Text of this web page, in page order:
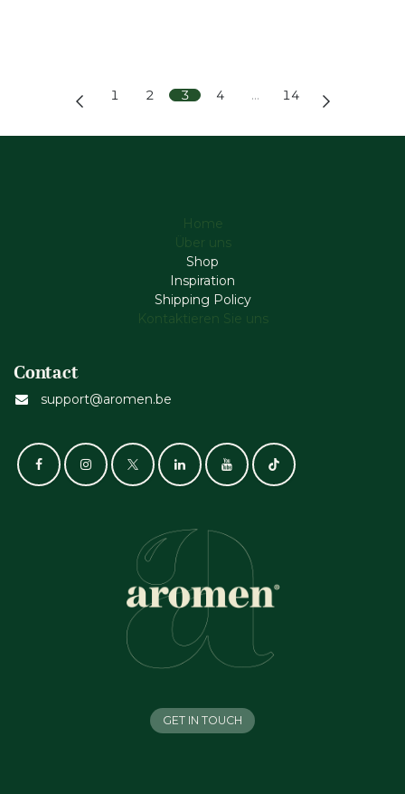
1 2 3 4 … 14
Home
Über uns
Shop
Inspiration
Shipping Policy
Kontaktieren Sie uns
Contact
support@aromen.be
GET IN TOUCH